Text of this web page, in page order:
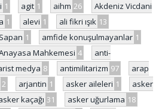
1 agit 1 aihm 26
Akdeniz Vicdani
1 alevi 1 ali fikri ışık 13
1 amfide konuşulmayanlar 1
Mahkemesi 4
anti-
medya 8 antimilitarizm 97
arap
2 arjantin 1 asker aileleri 1
asker
kaçağı 31 asker uğurlama 18